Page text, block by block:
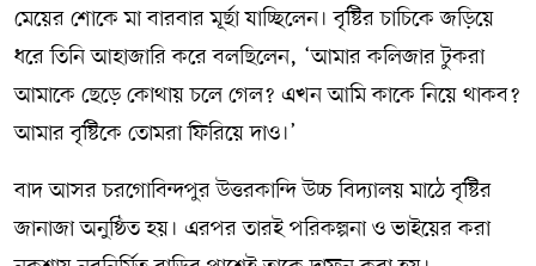
মেয়ের শোকে মা বারবার মূর্ছা যাচ্ছিলেন। বৃষ্টির চাচিকে জড়িয়ে
ধরে তিনি আহাজারি করে বলছিলেন, ‘আমার কলিজার টুকরা
আমাকে ছেড়ে কোথায় চলে গেল? এখন আমি কাকে নিয়ে থাকব?
আমার বৃষ্টিকে তোমরা ফিরিয়ে দাও।’
বাদ আসর চরগোবিন্দপুর উত্তরকান্দি উচ্চ বিদ্যালয় মাঠে বৃষ্টির
জানাজা অনুষ্ঠিত হয়। এরপর তারই পরিকল্পনা ও ভাইয়ের করা